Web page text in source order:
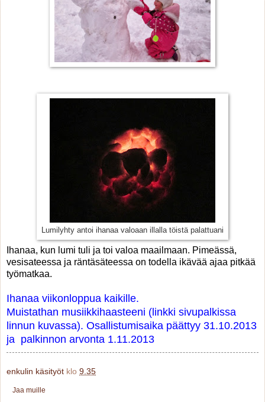
Lumilyhty antoi ihanaa valoaan illalla töistä palattuani
Ihanaa, kun lumi tuli ja toi valoa maailmaan. Pimeässä,
vesisateessa ja räntäsäteessa on todella ikävää ajaa pitkää
työmatkaa.
Ihanaa viikonloppua kaikille.
Muistathan musiikkihaasteeni (linkki sivupalkissa
linnun kuvassa). Osallistumisaika päättyy 31.10.2013
ja palkinnon arvonta 1.11.2013
enkulin käsityöt klo 9.35
Jaa muille